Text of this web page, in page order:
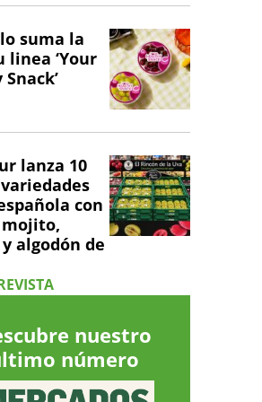
suma la
linea ‘Your
lanza 10
con
mojito,
algodón de
nuestro
número